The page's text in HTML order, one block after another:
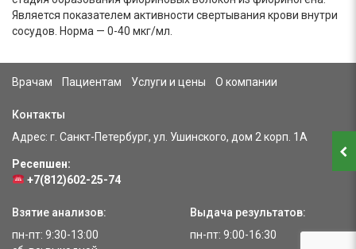
Является показателем активности свертывания крови внутри
сосудов. Норма — 0-40 мкг/мл.
Врачам Пациентам Услуги и цены О компании
Контакты
Адрес: г. Санкт-Петербург, ул. Ушинского, дом 2 корп. 1А
Ресепшен:
+7(812)602-25-74
Взятие анализов:
пн-пт: 9:30-13:00
Выдача результатов:
пн-пт: 9:00-16:30